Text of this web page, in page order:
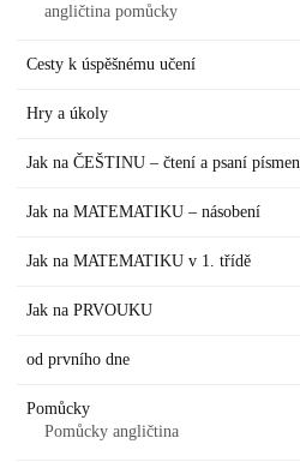
angličtina pomůcky
Cesty k úspěšnému učení
Hry a úkoly
Jak na ČEŠTINU – čtení a psaní písmen
Jak na MATEMATIKU – násobení
Jak na MATEMATIKU v 1. třídě
Jak na PRVOUKU
od prvního dne
Pomůcky
Pomůcky angličtina